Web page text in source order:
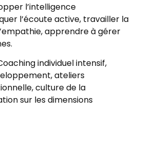
l’intelligence
l’écoute active, travailler la
apprendre à gérer
individuel intensif,
ateliers
culture de la
sur les dimensions